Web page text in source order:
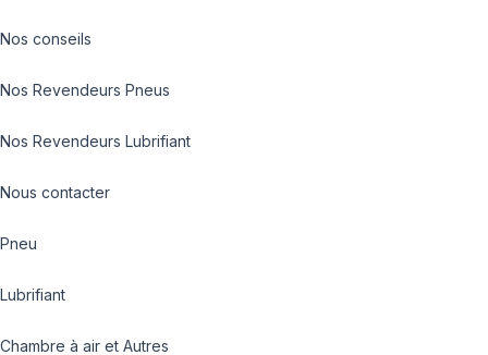
Nos conseils
Nos Revendeurs Pneus
Nos Revendeurs Lubrifiant
Nous contacter
Pneu
Lubrifiant
Chambre à air et Autres